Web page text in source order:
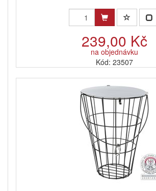
239,00 Kč
na objednávku
Kód: 23507